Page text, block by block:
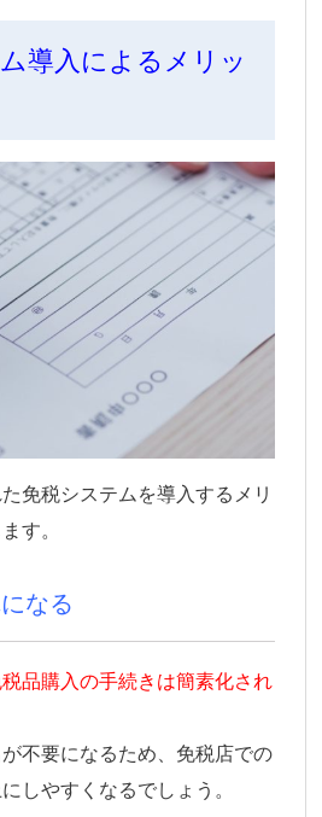
導入によるメリッ
免税システムを導入するメリ
す。
なる
品購入の手続きは簡素化され
不要になるため、免税店での
しやすくなるでしょう。